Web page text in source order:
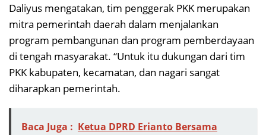
Daliyus mengatakan, tim penggerak PKK merupakan
mitra pemerintah daerah dalam menjalankan
program pembangunan dan program pemberdayaan
di tengah masyarakat. “Untuk itu dukungan dari tim
PKK kabupaten, kecamatan, dan nagari sangat
diharapkan pemerintah.
Baca Juga : Ketua DPRD Erianto Bersama